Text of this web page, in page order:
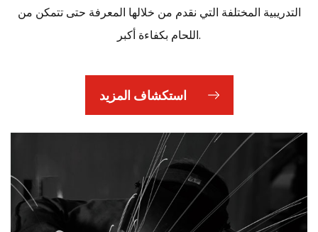
التدريبية المختلفة التي نقدم من خلالها المعرفة حتى تتمكن من
اللحام بكفاءة أكبر.
استكشاف المزيد